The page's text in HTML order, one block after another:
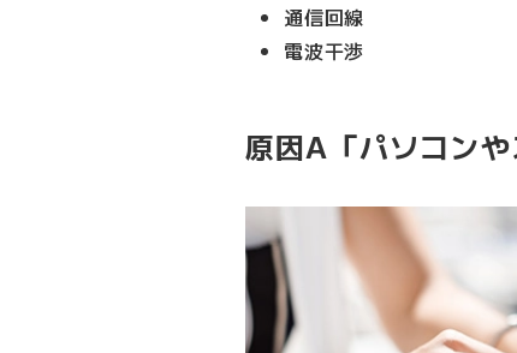
通信回線
電波干渉
原因A「パソコンや